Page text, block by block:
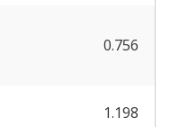
0.756
1.198